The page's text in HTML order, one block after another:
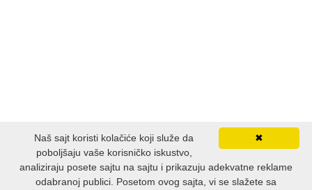
✖
Naš sajt koristi kolačiće koji služe da
poboljšaju vaše korisničko iskustvo,
analiziraju posete sajtu na sajtu i prikazuju adekvatne reklame
odabranoj publici. Posetom ovog sajta, vi se slažete sa